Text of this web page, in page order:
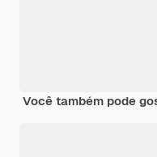
Você também pode